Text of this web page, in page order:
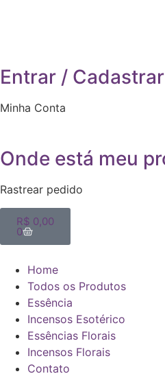
Entrar / Cadastrar
Minha Conta
Onde está meu
Rastrear pedido
R$ 0,00
0
Home
Todos os Produtos
Essência
Incensos Esotérico
Essências Florais
Incensos Florais
Contato